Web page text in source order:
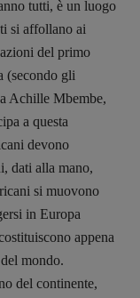
tutti, è un luogo
si affollano ai
del primo
(secondo gli
Achille Mbembe,
a questa
devono
dati alla mano,
si muovono
in Europa
appena
mondo.
del continente,